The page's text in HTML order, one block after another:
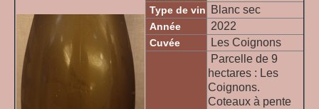
Type de vin Blanc sec
Année 2022
Cuvée Les Coignons
Parcelle de 9
hectares : Les
Coignons.
Coteaux à pente